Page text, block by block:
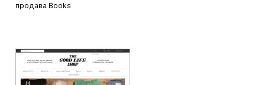
продава Books